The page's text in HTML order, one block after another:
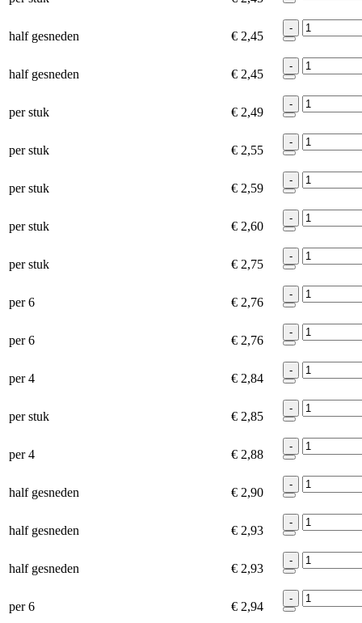
half gesneden € 2,45
-
half gesneden € 2,45
-
per stuk € 2,49
-
per stuk € 2,55
-
per stuk € 2,59
-
per stuk € 2,60
-
per stuk € 2,75
-
per 6 € 2,76
-
per 6 € 2,76
-
per 4 € 2,84
-
per stuk € 2,85
-
per 4 € 2,88
-
half gesneden € 2,90
-
half gesneden € 2,93
-
half gesneden € 2,93
-
per 6 € 2,94
-